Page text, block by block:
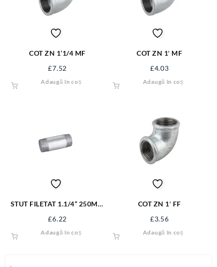
.
COT ZN 1’1/4 MF
£7.52
Adaugă în coș
COT ZN 1′ MF
£4.03
Adaugă în coș
STUT FILETAT 1.1/4” 250MM
£6.22
Adaugă în coș
COT ZN 1′ FF
£3.56
Adaugă în coș